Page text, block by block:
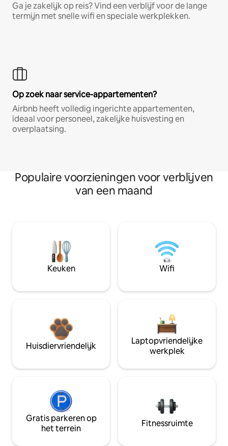
Ga je zakelijk op reis? Vind een verblijf voor de lange
termijn met snelle wifi en speciale werkplekken.
Op zoek naar service-appartementen?
Airbnb heeft volledig ingerichte appartementen,
ideaal voor personeel, zakelijke huisvesting en
overplaatsing.
Populaire voorzieningen voor verblijven
van een maand
Keuken Wifi
Huisdiervriendelijk
Laptopvriendelijke
werkplek
Gratis parkeren op
het terrein
Fitnessruimte